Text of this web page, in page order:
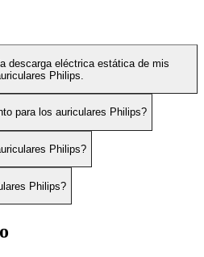
descarga eléctrica estática de mis
Philips.
para los auriculares Philips?
Philips?
Philips?